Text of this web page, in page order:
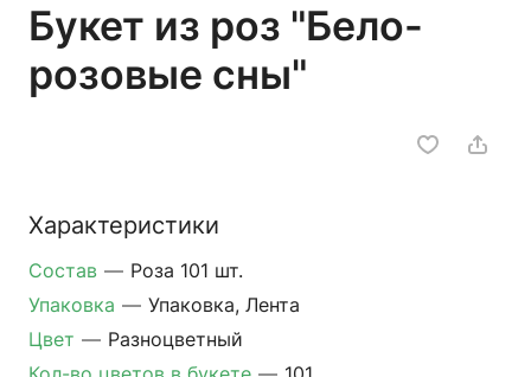
Букет из роз "Бело-
розовые сны"
Характеристики
Состав — Роза 101 шт.
Упаковка — Упаковка, Лента
Цвет — Разноцветный